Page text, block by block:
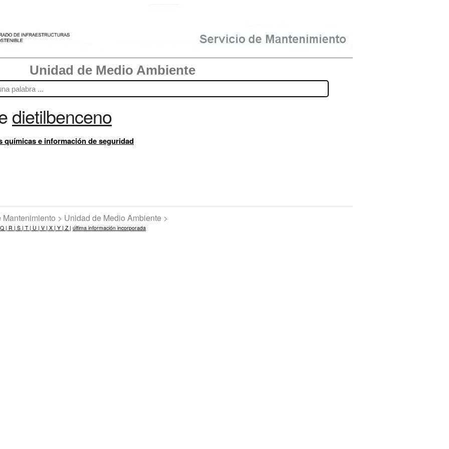
Unidad de Medio Ambiente
dietilbenceno
e información de seguridad
> Unidad de Medio Ambiente >
Q | R | S | T | U | V | X | Y | Z | última información incorporada